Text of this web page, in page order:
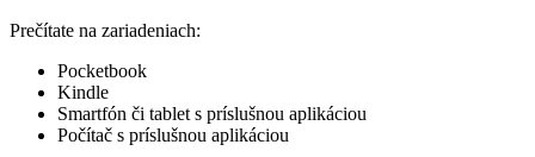
Prečítate na zariadeniach:
Pocketbook
Kindle
Smartfón či tablet s príslušnou aplikáciou
Počítač s príslušnou aplikáciou